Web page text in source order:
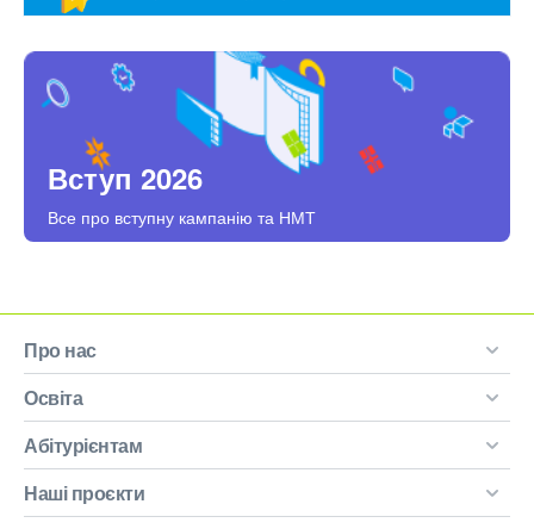
Вступ 2026
Все про вступну кампанію та НМТ
Про нас
Освіта
Абітурієнтам
Наші проєкти